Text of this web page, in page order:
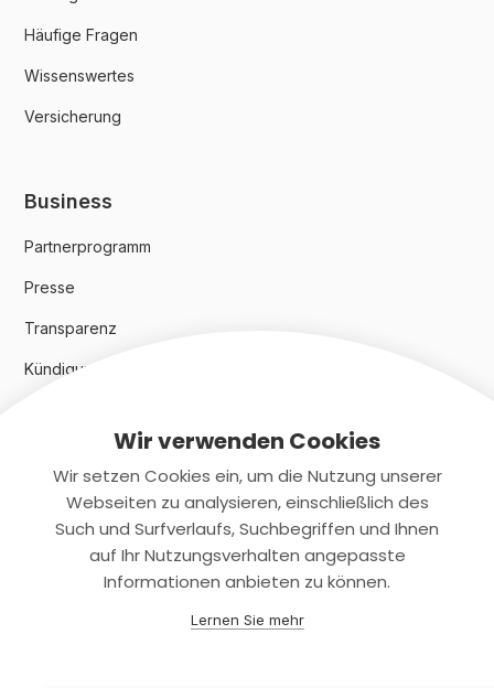
Häufige Fragen
Wissenswertes
Versicherung
Business
Partnerprogramm
Presse
Transparenz
Kündigungsindex 2024
Rechtliches
Datenschutz
Wir verwenden Cookies
Wir setzen Cookies ein, um die Nutzung unserer
Webseiten zu analysieren, einschließlich des
Such und Surfverlaufs, Suchbegriffen und Ihnen
auf Ihr Nutzungsverhalten angepasste
Informationen anbieten zu können.
Lernen Sie mehr